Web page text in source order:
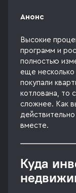
Анонс
Высокие
программ и
полностью
еще несколько
покупали
котлована, то
сложнее. Как
вместе.
Куда